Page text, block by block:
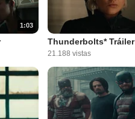
1:03
Thunderbolts* Tráiler
21.188 vistas